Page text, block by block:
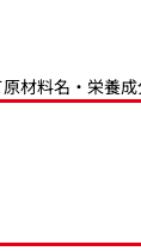
料名・栄養成